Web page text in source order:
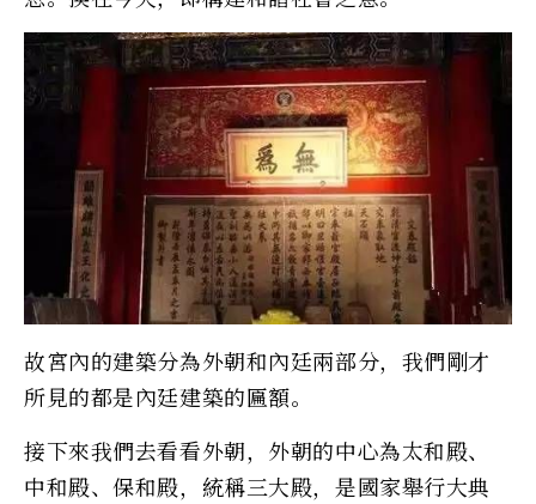
故宮內的建築分為外朝和內廷兩部分，我們剛才
所見的都是內廷建築的匾額。
接下來我們去看看外朝，外朝的中心為太和殿、
中和殿、保和殿，統稱三大殿，是國家舉行大典